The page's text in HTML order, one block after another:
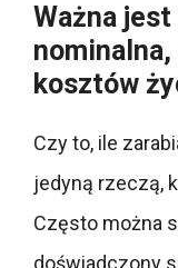
Ważna
kosztów
Czy to, ile
jedyną rzeczą,
Często można